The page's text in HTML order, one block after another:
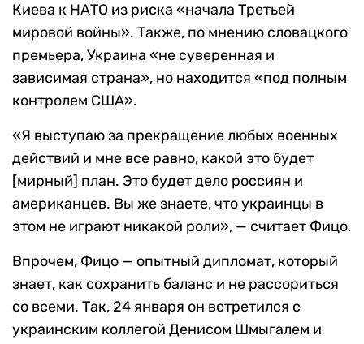
Киева к НАТО из риска «начала Третьей
мировой войны». Также, по мнению словацкого
премьера, Украина «не суверенная и
зависимая страна», но находится «под полным
контролем США».
«Я выступаю за прекращение любых военных
действий и мне все равно, какой это будет
[мирный] план. Это будет дело россиян и
американцев. Вы же знаете, что украинцы в
этом не играют никакой роли», — считает Фицо.
Впрочем, Фицо — опытный дипломат, который
знает, как сохранить баланс и не рассориться
со всеми. Так, 24 января он встретился с
украинским коллегой Денисом Шмыгалем и